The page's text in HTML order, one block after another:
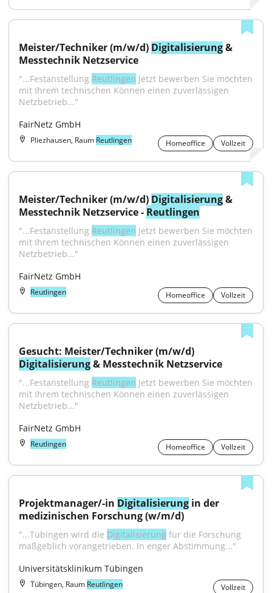
Meister/Techniker (m/w/d) Digitalisierung &
Messtechnik Netzservice
"...Festanstellung Reutlingen Jetzt bewerben Sie möchten
mit Ihrem technischen Können einen zuverlässigen
Netzbetrieb..."
FairNetz GmbH
Pliezhausen, Raum Reutlingen Homeoffice Vollzeit
Meister/Techniker (m/w/d) Digitalisierung &
Messtechnik Netzservice - Reutlingen
"...Festanstellung Reutlingen Jetzt bewerben Sie möchten
mit Ihrem technischen Können einen zuverlässigen
Netzbetrieb..."
FairNetz GmbH
Reutlingen Homeoffice Vollzeit
Digitalisierung & Messtechnik Netzservice
"...Festanstellung Reutlingen Jetzt bewerben Sie möchten
mit Ihrem technischen Können einen zuverlässigen
Netzbetrieb..."
FairNetz GmbH
Reutlingen Homeoffice Vollzeit
Projektmanager/-in Digitalisierung in der
medizinischen Forschung (w/m/d)
"...Tübingen wird die Digitalisierung für die Forschung
maßgeblich vorangetrieben. In enger Abstimmung..."
Universitätsklinikum Tübingen
Tübingen, Raum Reutlingen Vollzeit